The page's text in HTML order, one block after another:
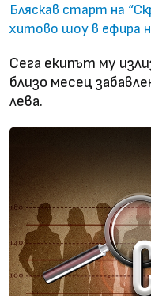
Бляскав старт на
хитово шоу в ефира
Сега екипът му
близо месец
лева.